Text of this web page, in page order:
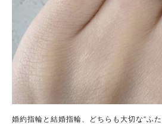
婚約指輪と結婚指輪、どちらも大切な“ふ